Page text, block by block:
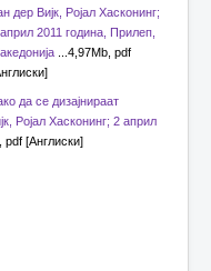
дер Вијк, Ројал Хасконинг;
2011 година, Прилеп,
...4,97Mb, pdf
да се дизајнираат
Ројал Хасконинг; 2 април
pdf [Англиски]